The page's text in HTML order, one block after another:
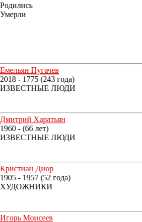
Родились
Умерли
Емельян Пугачев
2018 - 1775 (243 года)
ИЗВЕСТНЫЕ ЛЮДИ
Дмитрий Харатьян
1960 - (66 лет)
ИЗВЕСТНЫЕ ЛЮДИ
Кристиан Диор
1905 - 1957 (52 года)
ХУДОЖНИКИ
Игорь Моисеев